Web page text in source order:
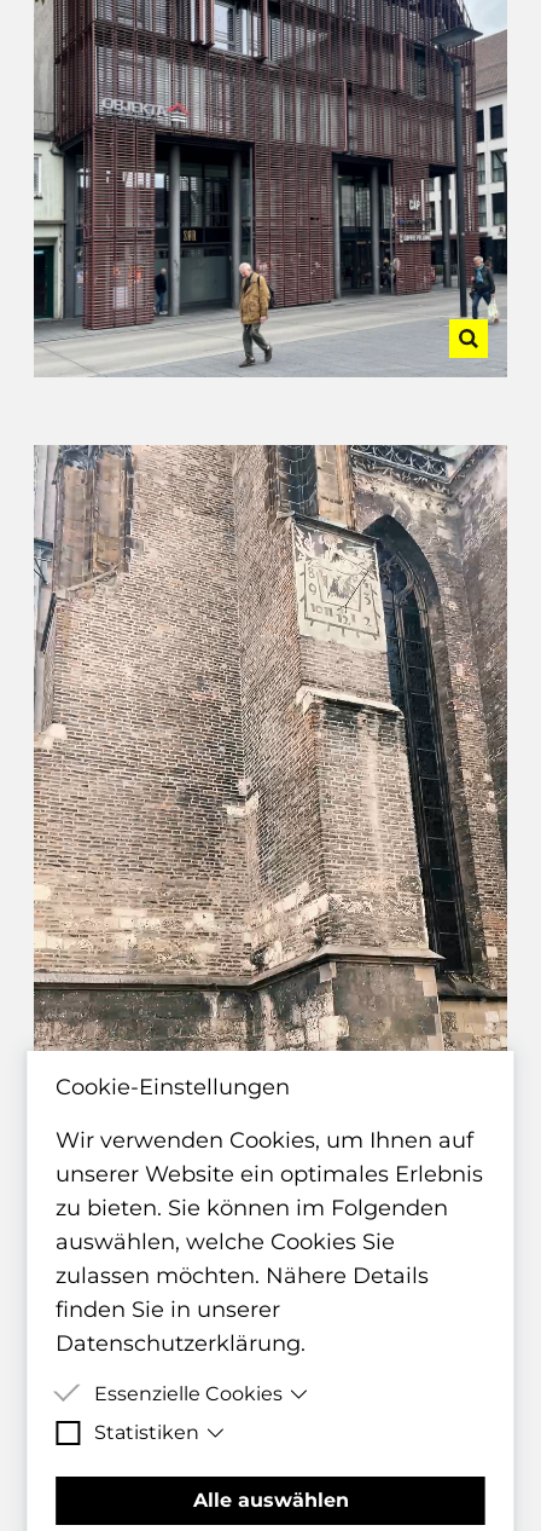
Cookie-Einstellungen
Wir verwenden Cookies, um Ihnen auf
unserer Website ein optimales Erlebnis
zu bieten. Sie können im Folgenden
auswählen, welche Cookies Sie
zulassen möchten. Nähere Details
finden Sie in unserer
Datenschutzerklärung.
Essenzielle Cookies
Essenzielle Cookies sind Cookies,
welche für die ordnungsgemäße
Funktion der Website benötigt
Statistiken
Matomo Statistik-Cookies helfen
uns zu verstehen, wie Besucher mit
Alle auswählen